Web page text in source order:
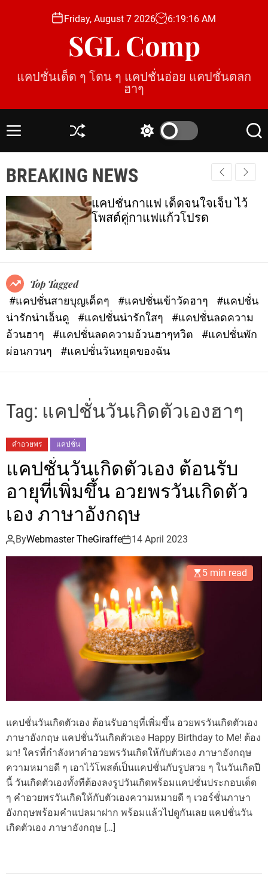
o
Friday, August 7 2026 6:19:17 AM
SGL Comp
แคปชั่นเด็ด ๆ โดน ๆ แคปชั่นอ่อย แคปชั่นตลก
ฮาๆ
M
u
S
ff
l
e
t
c
c
o
e
S
r
c
h
BREAKING NEWS
แคปชั่นกาแฟ เด็ดจนใจเจ็บ ไว้
โพสต์คู่กาแฟแก้วโปรด
Top Tagged
#แคปชั่นสายบุญเด็ดๆ
#แคปชั่นเข้าวัดฮาๆ
#แคปชั่น
น่ารักน่าเอ็นดู
#แคปชั่นน่ารักใสๆ
#แคปชั่นลดความ
อ้วนฮาๆ
#แคปชั่นลดความอ้วนฮาๆทวิต
#แคปชั่นพัก
ผ่อนกวนๆ
#แคปชั่นวันหยุดของฉัน
Tag: แคปชั่นวันเกิดตัวเองฮาๆ
คำอวยพร แคปชั่น
แคปชั่นวันเกิดตัวเอง ต้อนรับ
อายุที่เพิ่มขึ้น อวยพรวันเกิดตัว
เอง ภาษาอังกฤษ
ByWebmaster TheGiraffe 14 April 2023
5 min read
แคปชั่นวันเกิดตัวเอง ต้อนรับอายุที่เพิ่มขึ้น อวยพรวันเกิดตัวเอง
ภาษาอังกฤษ แคปชั่นวันเกิดตัวเอง Happy Birthday to Me! ต้อง
มา! ใครที่กำลังหาคำอวยพรวันเกิดให้กับตัวเอง ภาษาอังกฤษ
ความหมายดี ๆ เอาไว้โพสต์เป็นแคปชั่นกับรูปสวย ๆ ในวันเกิดปี
นี้ วันเกิดตัวเองทั้งทีต้องลงรูปวันเกิดพร้อมแคปชั่นประกอบเด็ด
ๆ คำอวยพรวันเกิดให้กับตัวเองความหมายดี ๆ เวอร์ชั่นภาษา
อังกฤษพร้อมคำแปลมาฝาก พร้อมแล้วไปดูกันเลย แคปชั่นวัน
เกิดตัวเอง ภาษาอังกฤษ […]